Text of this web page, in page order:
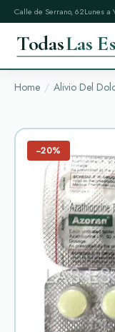
Calle de Serrano, 62Lunes a
TodasLas
Home Alivio Del
−20%